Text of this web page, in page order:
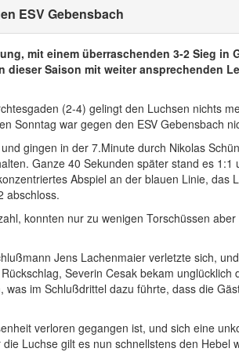
ESV Gebensbach
mit einem überraschenden 3-2 Sieg in
dieser Saison mit weiter ansprechenden
(2-4) gelingt den Luchsen nichts
Sonntag war gegen den ESV Gebensbach
gingen in der 7.Minute durch Nikolas
Ganze 40 Sekunden später stand es
Abspiel an der blauen Linie, das
abschloss.
konnten nur zu wenigen Torschüssen
Jens Lachenmaier verletzte sich,
Severin Cesak bekam unglücklich
im Schlußdrittel dazu führte, dass die
verloren gegangen ist, und sich eine
Luchse gilt es nun schnellstens den Hebel